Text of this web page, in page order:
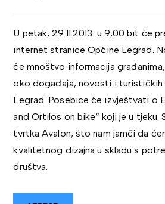
U petak, 29.11.2013. u 9,00 bit će
internet stranice Općine Legrad.
će mnoštvo informacija
oko događaja, novosti i turističkih
Legrad. Posebice će izvještvati o
and Ortilos on bike“ koji je u tjeku.
tvrtka Avalon, što nam jamči da
kvalitetnog dizajna u skladu s
društva.